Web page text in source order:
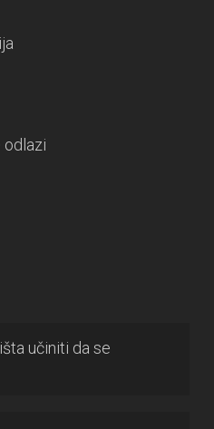
odlazi
učiniti da se